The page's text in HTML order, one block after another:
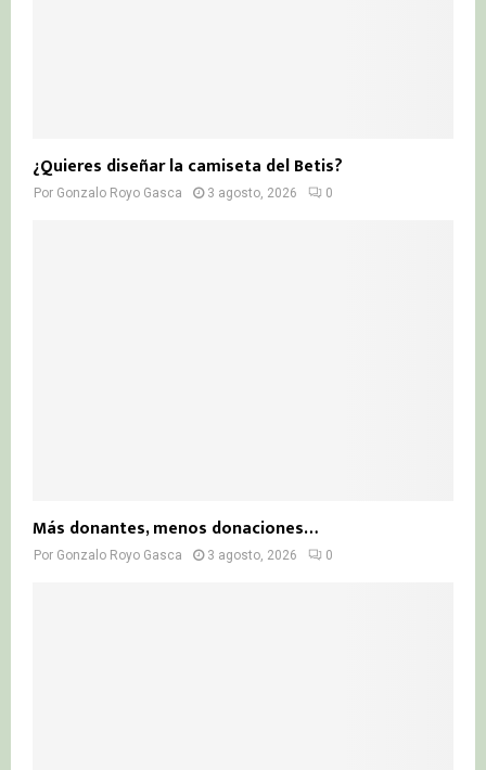
¿Quieres diseñar la camiseta del Betis?
Por Gonzalo Royo Gasca 3 agosto, 2026 0
Más donantes, menos donaciones…
Por Gonzalo Royo Gasca 3 agosto, 2026 0